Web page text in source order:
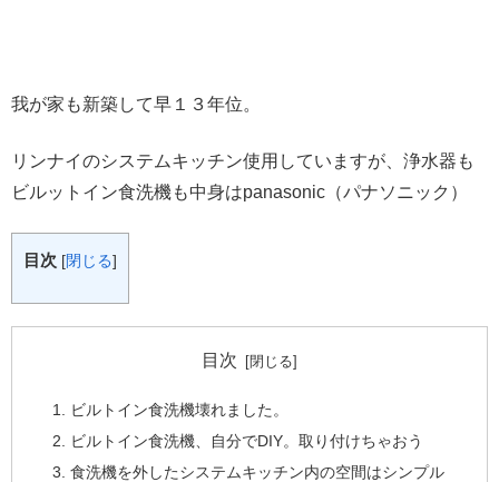
我が家も新築して早１３年位。
リンナイのシステムキッチン使用していますが、浄水器も
ビルットイン食洗機も中身はpanasonic（パナソニック）
目次 [閉じる]
目次
ビルトイン食洗機壊れました。
ビルトイン食洗機、自分でDIY。取り付けちゃおう
食洗機を外したシステムキッチン内の空間はシンプル